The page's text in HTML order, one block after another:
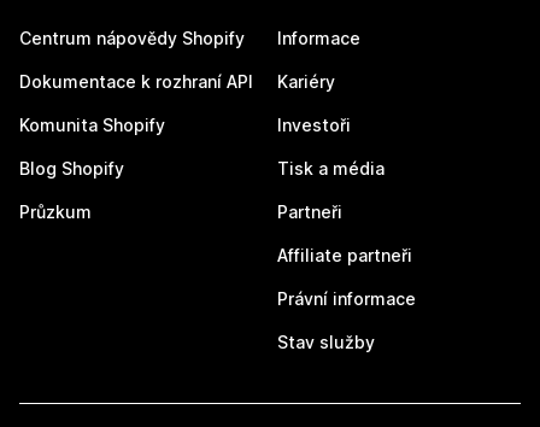
Centrum nápovědy Shopify
Dokumentace k rozhraní API
Komunita Shopify
Blog Shopify
Průzkum
Informace
Kariéry
Investoři
Tisk a média
Partneři
Affiliate partneři
Právní informace
Stav služby